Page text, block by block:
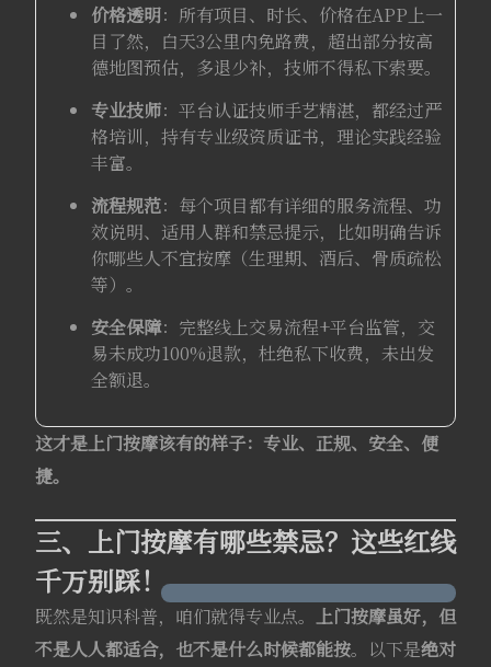
价格透明：所有项目、时长、价格在APP上一
目了然，白天3公里内免路费，超出部分按高
德地图预估，多退少补，技师不得私下索要。
专业技师：平台认证技师手艺精湛，都经过严
格培训，持有专业级资质证书，理论实践经验
丰富。
流程规范：每个项目都有详细的服务流程、功
效说明、适用人群和禁忌提示，比如明确告诉
你哪些人不宜按摩（生理期、酒后、骨质疏松
等）。
安全保障：完整线上交易流程+平台监管，交
易未成功100%退款，杜绝私下收费，未出发
全额退。
这才是上门按摩该有的样子：专业、正规、安全、便
捷。
三、上门按摩有哪些禁忌？这些红线
千万别踩！
既然是知识科普，咱们就得专业点。 上门按摩虽好，但
不是人人都适合，也不是什么时候都能按。以下是绝对